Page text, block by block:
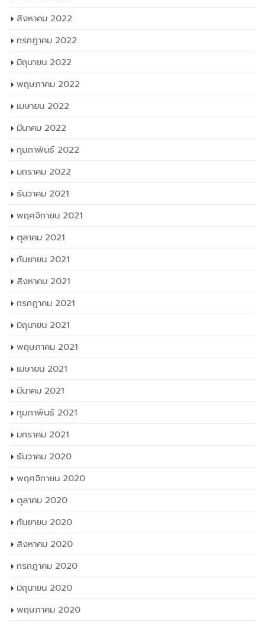
สิงหาคม 2022
กรกฎาคม 2022
มิถุนายน 2022
พฤษภาคม 2022
เมษายน 2022
มีนาคม 2022
กุมภาพันธ์ 2022
มกราคม 2022
ธันวาคม 2021
พฤศจิกายน 2021
ตุลาคม 2021
กันยายน 2021
สิงหาคม 2021
กรกฎาคม 2021
มิถุนายน 2021
พฤษภาคม 2021
เมษายน 2021
มีนาคม 2021
กุมภาพันธ์ 2021
มกราคม 2021
ธันวาคม 2020
พฤศจิกายน 2020
ตุลาคม 2020
กันยายน 2020
สิงหาคม 2020
กรกฎาคม 2020
มิถุนายน 2020
พฤษภาคม 2020